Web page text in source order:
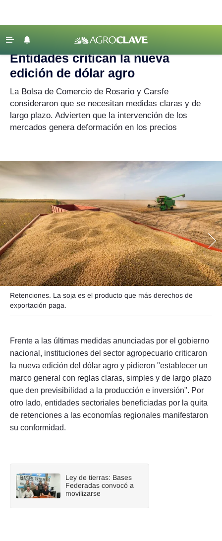
Agricultura
Lechería
Tecnología
Regionales
Clima
Agronegocios
Mercados
Seguinos
‹ VOLVER
Agroclave Política agropecuaria | dólar agro
Entidades critican la nueva
edición de dólar agro
La Bolsa de Comercio de Rosario y Carsfe
consideraron que se necesitan medidas claras y de
largo plazo. Advierten que la intervención de los
mercados genera deformación en los precios
Retenciones. La soja es el producto que más derechos de
exportación paga.
Frente a las últimas medidas anunciadas por el gobierno
nacional, instituciones del sector agropecuario criticaron
la nueva edición del dólar agro y pidieron "establecer un
marco general con reglas claras, simples y de largo plazo
que den previsibilidad a la producción e inversión". Por
otro lado, entidades sectoriales beneficiadas por la quita
de retenciones a las economías regionales manifestaron
su conformidad.
Ley de tierras: Bases
Federadas convocó a
movilizarse